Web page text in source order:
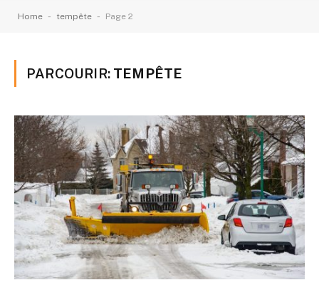
Home - tempête - Page 2
PARCOURIR: TEMPÊTE